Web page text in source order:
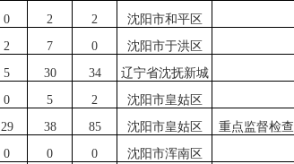
0 2 2
沈阳市和平区
2 7 0
沈阳市于洪区
5 30 34
辽宁省沈抚新城
0 5 2
沈阳市皇姑区
29 38 85 沈阳市皇姑区
重点监督检查
0 0 0 沈阳市浑南区